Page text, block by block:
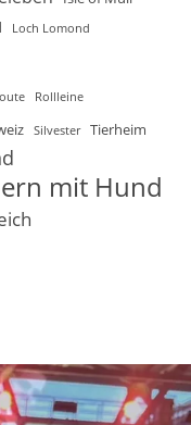
Loch Lomond
Rollleine
Silvester Tierheim
mit Hund